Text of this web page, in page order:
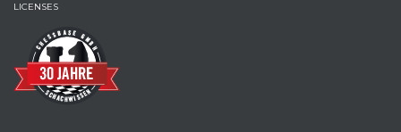
LICENSES